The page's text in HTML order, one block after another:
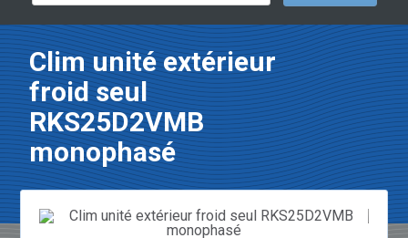
Clim unité extérieur
froid seul
RKS25D2VMB
monophasé